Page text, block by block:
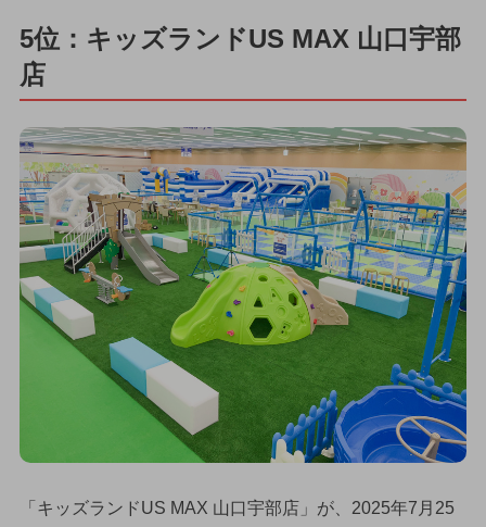
5位：キッズランドUS MAX 山口宇部
店
「キッズランドUS MAX 山口宇部店」が、2025年7月25